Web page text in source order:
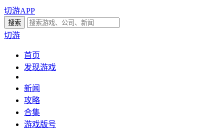
切游APP
切游
首页
发现游戏
新闻
攻略
合集
游戏版号